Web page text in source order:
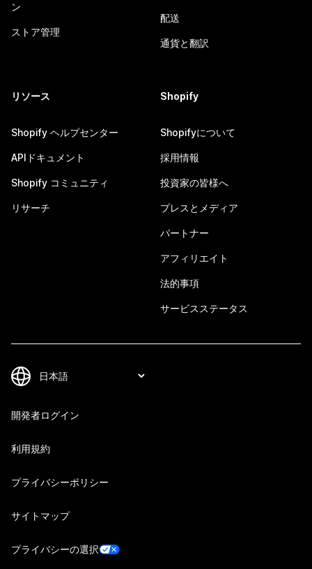
ン
ストア管理
配送
通貨と翻訳
リソース
Shopify ヘルプセンター
APIドキュメント
Shopify コミュニティ
リサーチ
Shopify
Shopifyについて
採用情報
投資家の皆様へ
プレスとメディア
パートナー
アフィリエイト
法的事項
サービスステータス
開発者ログイン
利用規約
プライバシーポリシー
サイトマップ
プライバシーの選択